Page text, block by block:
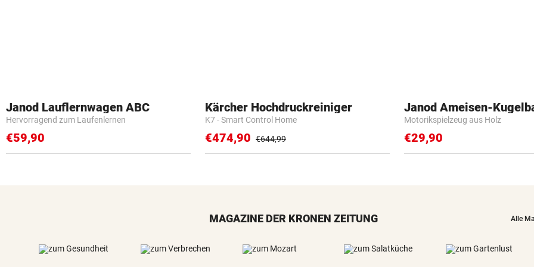
Janod Lauflernwagen ABC
Hervorragend zum Laufenlernen
€59,90
Kärcher Hochdruckreiniger
K7 - Smart Control Home
€474,90 €644,99
Janod Ameisen-
Motorikspielzeug aus Holz
€29,90
MAGAZINE DER KRONEN ZEITUNG Alle